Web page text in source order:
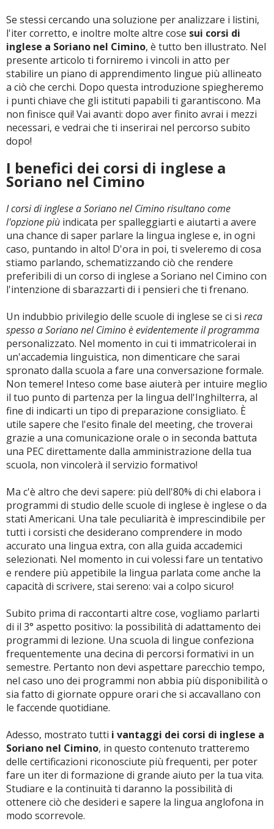
Se stessi cercando una soluzione per analizzare i listini,
l'iter corretto, e inoltre molte altre cose sui corsi di
inglese a Soriano nel Cimino, è tutto ben illustrato. Nel
presente articolo ti forniremo i vincoli in atto per
stabilire un piano di apprendimento lingue più allineato
a ciò che cerchi. Dopo questa introduzione spiegheremo
i punti chiave che gli istituti papabili ti garantiscono. Ma
non finisce qui! Vai avanti: dopo aver finito avrai i mezzi
necessari, e vedrai che ti inserirai nel percorso subito
dopo!
I benefici dei corsi di inglese a
Soriano nel Cimino
I corsi di inglese a Soriano nel Cimino risultano come
l'opzione più indicata per spalleggiarti e aiutarti a avere
una chance di saper parlare la lingua inglese e, in ogni
caso, puntando in alto! D'ora in poi, ti sveleremo di cosa
stiamo parlando, schematizzando ciò che rendere
preferibili di un corso di inglese a Soriano nel Cimino con
l'intenzione di sbarazzarti di i pensieri che ti frenano.
Un indubbio privilegio delle scuole di inglese se ci si reca
spesso a Soriano nel Cimino è evidentemente il programma
personalizzato. Nel momento in cui ti immatricolerai in
un'accademia linguistica, non dimenticare che sarai
spronato dalla scuola a fare una conversazione formale.
Non temere! Inteso come base aiuterà per intuire meglio
il tuo punto di partenza per la lingua dell'Inghilterra, al
fine di indicarti un tipo di preparazione consigliato. È
utile sapere che l'esito finale del meeting, che troverai
grazie a una comunicazione orale o in seconda battuta
una PEC direttamente dalla amministrazione della tua
scuola, non vincolerà il servizio formativo!
Ma c'è altro che devi sapere: più dell'80% di chi elabora i
programmi di studio delle scuole di inglese è inglese o da
stati Americani. Una tale peculiarità è imprescindibile per
tutti i corsisti che desiderano comprendere in modo
accurato una lingua extra, con alla guida accademici
selezionati. Nel momento in cui volessi fare un tentativo
e rendere più appetibile la lingua parlata come anche la
capacità di scrivere, stai sereno: vai a colpo sicuro!
Subito prima di raccontarti altre cose, vogliamo parlarti
di il 3° aspetto positivo: la possibilità di adattamento dei
programmi di lezione. Una scuola di lingue confeziona
frequentemente una decina di percorsi formativi in un
semestre. Pertanto non devi aspettare parecchio tempo,
nel caso uno dei programmi non abbia più disponibilità o
sia fatto di giornate oppure orari che si accavallano con
le faccende quotidiane.
Adesso, mostrato tutti i vantaggi dei corsi di inglese a
Soriano nel Cimino, in questo contenuto tratteremo
delle certificazioni riconosciute più frequenti, per poter
fare un iter di formazione di grande aiuto per la tua vita.
Studiare e la continuità ti daranno la possibilità di
ottenere ciò che desideri e sapere la lingua anglofona in
modo scorrevole.